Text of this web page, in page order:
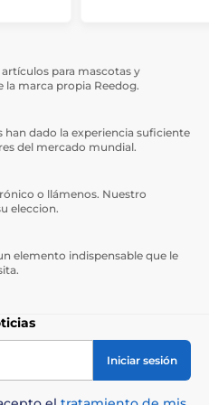
La posibilidad de
lo que necesita
cuando pasea a su perro.
tiene una
para mascotas y
marca propia Reedog.
han dado la experiencia suficiente
del mercado mundial.
o llámenos. Nuestro
eleccion.
elemento indispensable que le
Iniciar sesión